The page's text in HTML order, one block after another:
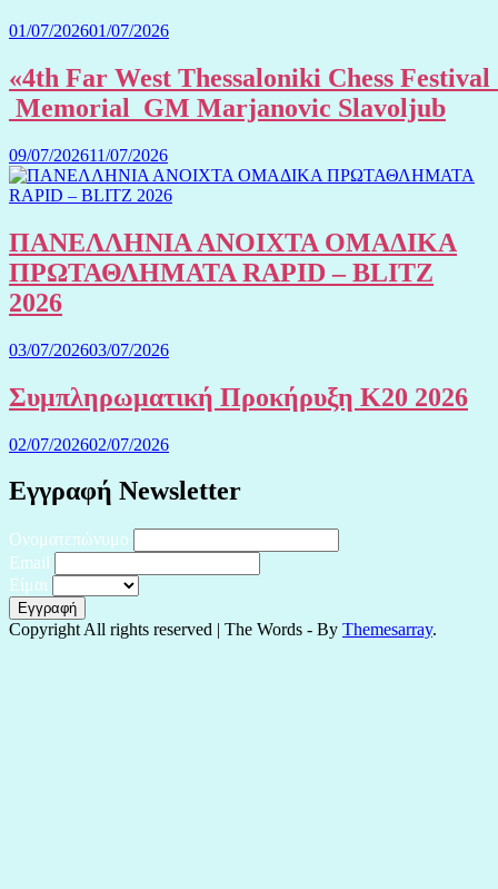
01/07/202601/07/2026
«4th Far West Thessaloniki Chess Festival
Memorial GM Marjanovic Slavoljub
09/07/202611/07/2026
ΠΑΝΕΛΛΗΝΙΑ ΑΝΟΙΧΤΑ ΟΜΑΔΙΚΑ
ΠΡΩΤΑΘΛΗΜΑΤΑ RAPID – BLITZ
2026
03/07/202603/07/2026
Συμπληρωματική Προκήρυξη Κ20 2026
02/07/202602/07/2026
Εγγραφή Newsletter
Ονοματεπώνυμο
Email
Είμαι
Copyright All rights reserved | The Words - By Themesarray.